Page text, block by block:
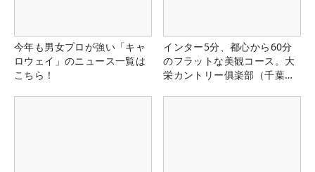
今年も男女プロが強い「キャ
ロウェイ」のニュース一覧は
こちら！
インター5分、都心から60分
のフラットな美観コース。大
栄カントリー俱楽部（千葉